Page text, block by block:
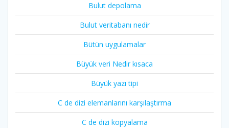
Bulut depolama
Bulut veritabanı nedir
Bütün uygulamalar
Büyük veri Nedir kısaca
Büyük yazı tipi
C de dizi elemanlarını karşılaştırma
C de dizi kopyalama